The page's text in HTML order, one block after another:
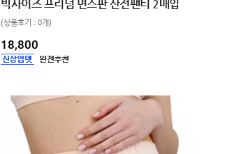
빅사이즈 프리덤 면스판 산전팬티 2매입
(상품후기 : 0개)
18,800